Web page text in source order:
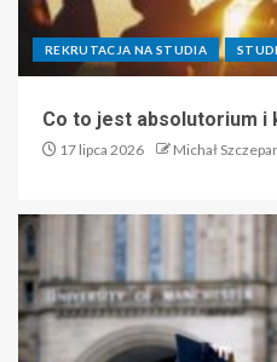
REKRUTACJA NA STUDIA
Co to jest absolutorium i
17 lipca 2026 Michał